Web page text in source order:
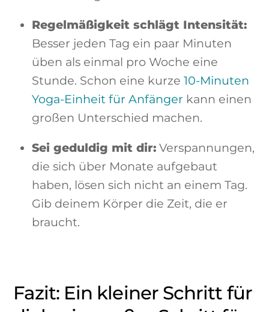
Regelmäßigkeit schlägt Intensität:
Besser jeden Tag ein paar Minuten
üben als einmal pro Woche eine
Stunde. Schon eine kurze10-Minuten
Yoga-Einheit für Anfänger kann einen
großen Unterschied machen.
Sei geduldig mit dir: Verspannungen,
die sich über Monate aufgebaut
haben, lösen sich nicht an einem Tag.
Gib deinem Körper die Zeit, die er
braucht.
Fazit: Ein kleiner Schritt für